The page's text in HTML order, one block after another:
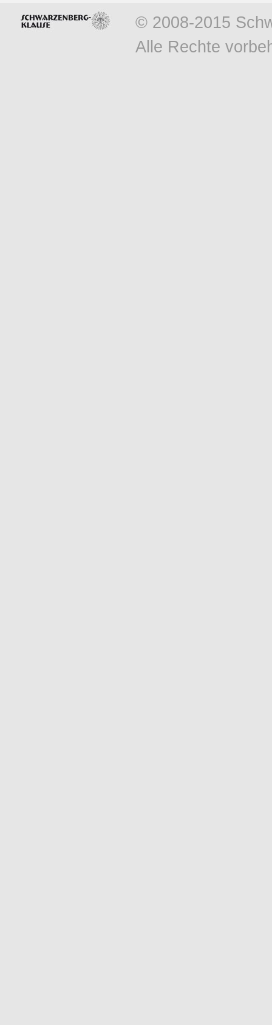
© 2008-2015
Alle Rechte